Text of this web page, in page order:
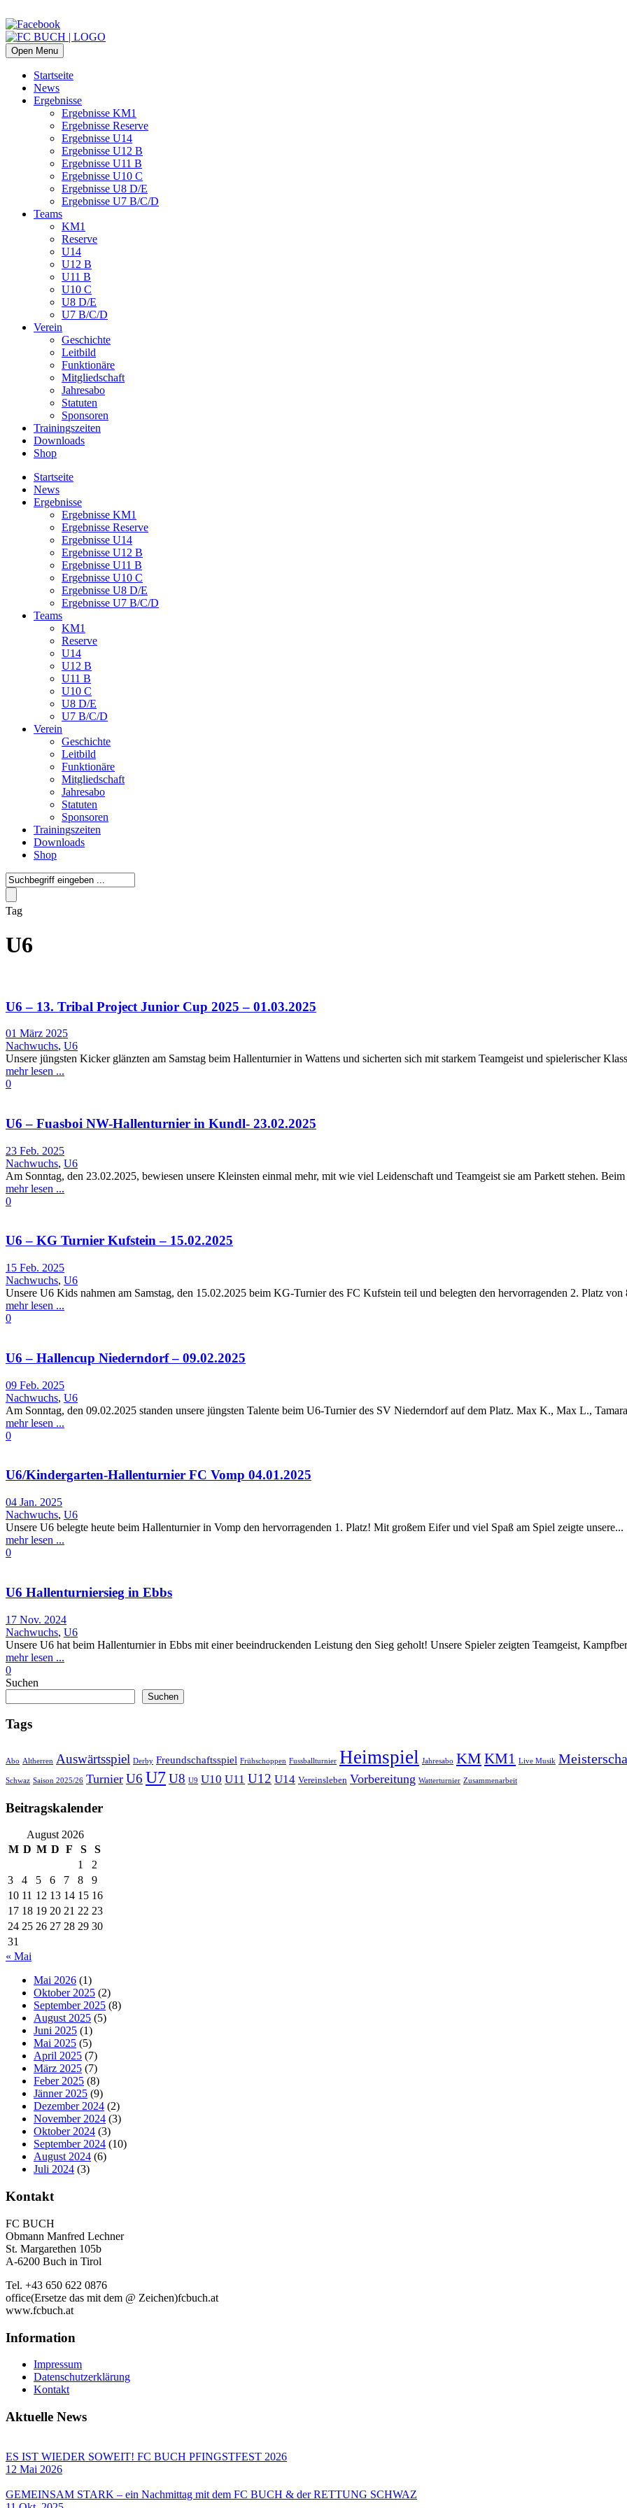
Open Menu
Startseite
News
Ergebnisse
Ergebnisse KM1
Ergebnisse Reserve
Ergebnisse U14
Ergebnisse U12 B
Ergebnisse U11 B
Ergebnisse U10 C
Ergebnisse U8 D/E
Ergebnisse U7 B/C/D
Teams
KM1
Reserve
U14
U12 B
U11 B
U10 C
U8 D/E
U7 B/C/D
Verein
Geschichte
Leitbild
Funktionäre
Mitgliedschaft
Jahresabo
Statuten
Sponsoren
Trainingszeiten
Downloads
Shop
Startseite
News
Ergebnisse
Ergebnisse KM1
Ergebnisse Reserve
Ergebnisse U14
Ergebnisse U12 B
Ergebnisse U11 B
Ergebnisse U10 C
Ergebnisse U8 D/E
Ergebnisse U7 B/C/D
Teams
KM1
Reserve
U14
U12 B
U11 B
U10 C
U8 D/E
U7 B/C/D
Verein
Geschichte
Leitbild
Funktionäre
Mitgliedschaft
Jahresabo
Statuten
Sponsoren
Trainingszeiten
Downloads
Shop
Tag
U6
U6 – 13. Tribal Project Junior Cup 2025 – 01.03.2025
01 März 2025
Nachwuchs, U6
Unsere jüngsten Kicker glänzten am Samstag beim Hallenturnier in Wattens und sicherten sich mit starkem Teamgeist und spielerischer
mehr lesen ...
0
U6 – Fuasboi NW-Hallenturnier in Kundl- 23.02.2025
23 Feb. 2025
Nachwuchs, U6
Am Sonntag, den 23.02.2025, bewiesen unsere Kleinsten einmal mehr, mit wie viel Leidenschaft und Teamgeist sie am Parkett stehen.
mehr lesen ...
0
U6 – KG Turnier Kufstein – 15.02.2025
15 Feb. 2025
Nachwuchs, U6
Unsere U6 Kids nahmen am Samstag, den 15.02.2025 beim KG-Turnier des FC Kufstein teil und belegten den hervorragenden 2. Platz von
mehr lesen ...
0
U6 – Hallencup Niederndorf – 09.02.2025
09 Feb. 2025
Nachwuchs, U6
Am Sonntag, den 09.02.2025 standen unsere jüngsten Talente beim U6-Turnier des SV Niederndorf auf dem Platz. Max K., Max L.,
mehr lesen ...
0
U6/Kindergarten-Hallenturnier FC Vomp 04.01.2025
04 Jan. 2025
Nachwuchs, U6
Unsere U6 belegte heute beim Hallenturnier in Vomp den hervorragenden 1. Platz! Mit großem Eifer und viel Spaß am Spiel zeigte unsere...
mehr lesen ...
0
U6 Hallenturniersieg in Ebbs
17 Nov. 2024
Nachwuchs, U6
Unsere U6 hat beim Hallenturnier in Ebbs mit einer beeindruckenden Leistung den Sieg geholt! Unsere Spieler zeigten Teamgeist,
mehr lesen ...
0
Suchen
Suchen
Tags
Abo Altherren Auswärtsspiel Derby Freundschaftsspiel Frühschoppen Fussballturnier Heimspiel Jahresabo KM KM1 Live Musik
Schwaz Saison 2025/26 Turnier U6 U7U8 U9 U10 U11 U12 U14 Vereinsleben Vorbereitung Watterturnier Zusammenarbeit
Beitragskalender
August 2026
M D M D F S
S
1
2
3
4 5 6 7 8
9
10 11 12 13 14 15 16
17 18 19 20 21 22 23
24 25 26 27 28 29 30
31
« Mai
Mai 2026 (1)
Oktober 2025 (2)
September 2025 (8)
August 2025 (5)
Juni 2025 (1)
Mai 2025 (5)
April 2025 (7)
März 2025 (7)
Feber 2025 (8)
Jänner 2025 (9)
Dezember 2024 (2)
November 2024 (3)
Oktober 2024 (3)
September 2024 (10)
August 2024 (6)
Juli 2024 (3)
Kontakt
FC BUCH
Obmann Manfred Lechner
St. Margarethen 105b
A-6200 Buch in Tirol
Tel. +43 650 622 0876
office(Ersetze das mit dem @ Zeichen)fcbuch.at
www.fcbuch.at
Information
Impressum
Datenschutzerklärung
Kontakt
Aktuelle News
ES IST WIEDER SOWEIT! FC BUCH PFINGSTFEST 2026
12 Mai 2026
GEMEINSAM STARK – ein Nachmittag mit dem FC BUCH & der RETTUNG SCHWAZ